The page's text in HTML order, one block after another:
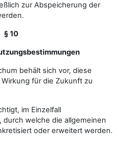
zur Abspeicherung der
§ 10
behält sich vor, diese
für die Zukunft zu
im Einzelfall
welche die allgemeinen
oder erweitert werden.